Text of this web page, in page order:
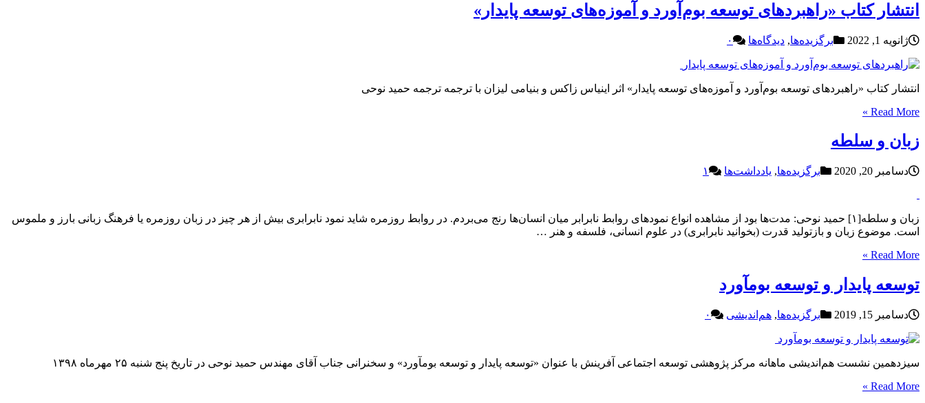
انتشار کتاب «راهبردهای توسعه بوم‌آورد و آموزه‌های توسعه پایدار»
ژانویه 1, 2022 برگزیده‌ها, دیدگاه‌ها ۰
انتشار کتاب «راهبردهای توسعه بوم‌آورد و آموزه‌های توسعه پایدار» اثر اینیاس زاکس و بنیامی لیزان با ترجمه ترجمه حمید نوحی
Read More »
زبان و سلطه
دسامبر 20, 2020 برگزیده‌ها, یادداشت‌ها ۱
زبان و سلطه[۱] حمید نوحی: مدت‌ها بود از مشاهده انواع نمودهای روابط نابرابر میان انسان‌ها رنج می‌بردم. در روابط روزمره شاید نمود نابرابری بیش از هر چیز در زبان روزمره یا فرهنگ زبانی بارز و ملموس
است. موضوع زبان و بازتولید قدرت (بخوانید نابرابری) در علوم انسانی، فلسفه و هنر …
Read More »
توسعه پایدار و توسعه بومآورد
دسامبر 15, 2019 برگزیده‌ها, هم‌اندیشی ۰
سیزدهمین نشست هم‌اندیشی ماهانه مرکز پژوهشی توسعه اجتماعی آفرینش با عنوان «توسعه پایدار و توسعه بومآورد» و سخنرانی جناب آقای مهندس حمید نوحی در تاریخ پنج شنبه ۲۵ مهرماه ۱۳۹۸
Read More »